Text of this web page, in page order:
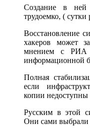
Создание в ней
трудоемко, ( сутки
Восстановление
хакеров может
мнением с РИА
информационной
Полная
если
копии недоступны
Русским в этой
Они сами выбрали